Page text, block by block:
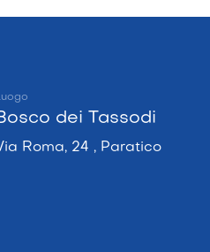
dei Tassodi
Roma, 24 , Paratico